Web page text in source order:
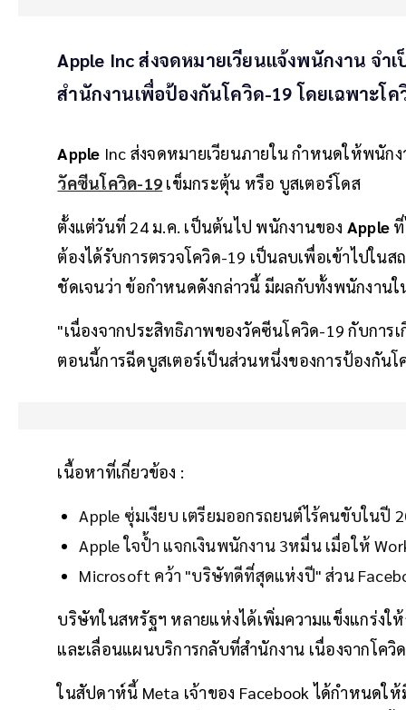
Apple Inc ส่งจดหมายเวียนแจ้งพนักงาน จำ
สำนักงานเพื่อป้องกันโควิด-19 โดยเฉพาะโ
Apple Inc ส่งจดหมายเวียนภายใน กำหนดให้พนัก
วัคซีนโควิด-19 เข็มกระตุ้น หรือ บูสเตอร์โดส
ตั้งแต่วันที่ 24 ม.ค. เป็นต้นไป พนักงานของ Apple
ต้องได้รับการตรวจโควิด-19 เป็นลบเพื่อเข้าไปใน
ชัดเจนว่า ข้อกำหนดดังกล่าวนี้ มีผลกับทั้งพนักงาน
"เนื่องจากประสิทธิภาพของวัคซีนโควิด-19 กับการ
ตอนนี้การฉีดบูสเตอร์เป็นส่วนหนึ่งของการป้องกัน
เนื้อหาที่เกี่ยวข้อง :
Apple ซุ่มเงียบ เตรียมออกรถยนต์ไร้คนขับในปี
Apple ใจป้ำ แจกเงินพนักงาน 3หมื่น เมื่อให้
Microsoft คว้า "บริษัทดีที่สุดแห่งปี" ส่วน
บริษัทในสหรัฐฯ หลายแห่งได้เพิ่มความแข็งแกร่ง
และเลื่อนแผนบริการกลับที่สำนักงาน เนื่องจากโค
ในสัปดาห์นี้ Meta เจ้าของ Facebook ได้กำหนด